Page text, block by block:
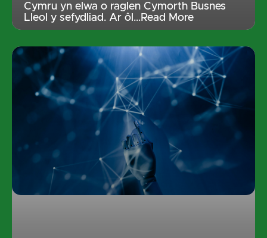
Cymru yn elwa o raglen Cymorth Busnes
Lleol y sefydliad. Ar ôl …Read More